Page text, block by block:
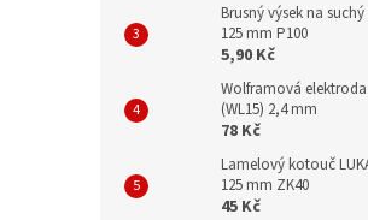
Brusný výsek na suchý
125 mm P100
5,90 Kč
Wolframová
(WL15) 2,4 mm
78 Kč
Lamelový kotouč
125 mm ZK40
45 Kč